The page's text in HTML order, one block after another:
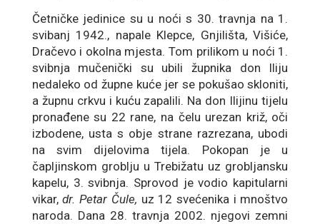
Četničke jedinice su u noći s 30. travnja na 1.
svibanj 1942., napale Klepce, Gnjilišta, Višiće,
Dračevo i okolna mjesta. Tom prilikom u noći 1.
svibnja mučenički su ubili župnika don Iliju
nedaleko od župne kuće jer se pokušao skloniti,
a župnu crkvu i kuću zapalili. Na don Ilijinu tijelu
pronađene su 22 rane, na čelu urezan križ, oči
izbodene, usta s obje strane razrezana, ubodi
na svim dijelovima tijela. Pokopan je u
čapljinskom groblju u Trebižatu uz grobljansku
kapelu, 3. svibnja. Sprovod je vodio kapitularni
vikar,dr. Petar Čule, uz 12 svećenika i mnoštvo
naroda. Dana 28. travnja 2002. njegovi zemni